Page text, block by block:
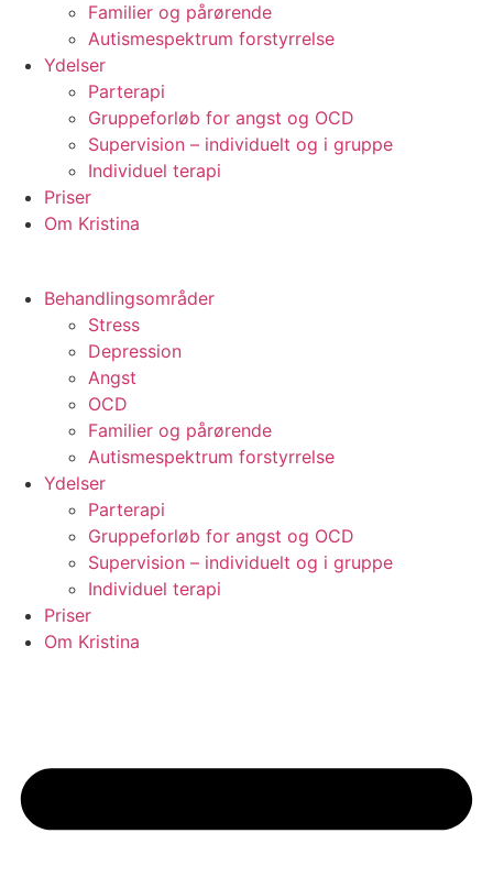
Familier og pårørende
Autismespektrum forstyrrelse
Ydelser
Parterapi
Gruppeforløb for angst og OCD
Supervision – individuelt og i gruppe
Individuel terapi
Priser
Om Kristina
Behandlingsområder
Stress
Depression
Angst
OCD
Familier og pårørende
Autismespektrum forstyrrelse
Ydelser
Parterapi
Gruppeforløb for angst og OCD
Supervision – individuelt og i gruppe
Individuel terapi
Priser
Om Kristina